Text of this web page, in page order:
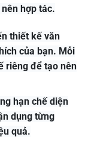
hợp tác.
thiết kế văn
của bạn. Mỗi
riêng để tạo nên
hạn chế diện
dụng từng
quả.